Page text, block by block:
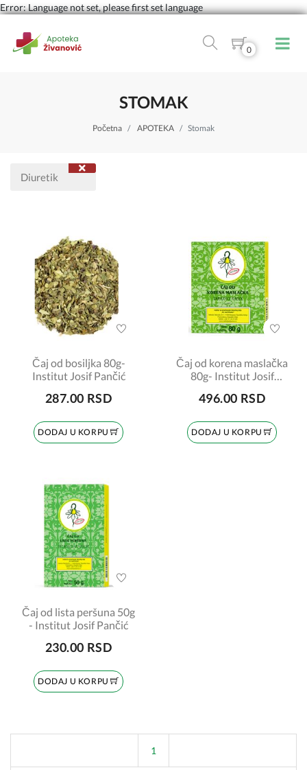
Error: Language not set, please first set language
0
STOMAK
Početna APOTEKA Stomak
Diuretik
Čaj od bosiljka 80g-
Institut Josif Pančić
287.00 RSD
DODAJ U KORPU
Čaj od korena maslačka
80g- Institut Josif
496.00 RSD
DODAJ U KORPU
Čaj od lista peršuna 50g
- Institut Josif Pančić
230.00 RSD
DODAJ U KORPU
1